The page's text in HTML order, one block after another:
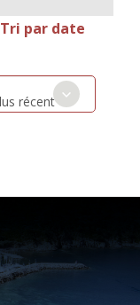
Tri par date
récent